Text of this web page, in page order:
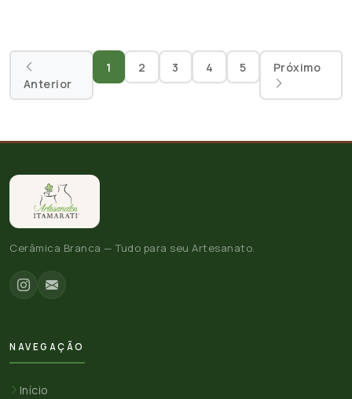
Anterior
1 2 3 4 5 Próximo
Cerâmica Branca — Tudo para seu Artesanato.
NAVEGAÇÃO
Início